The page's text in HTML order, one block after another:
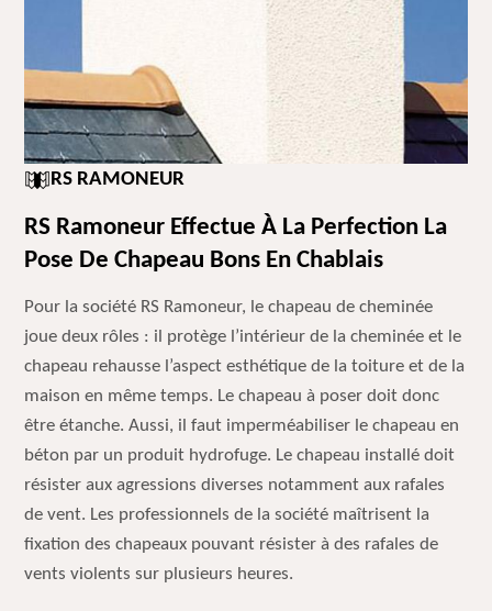
RS RAMONEUR
RS Ramoneur Effectue À La Perfection La
Pose De Chapeau Bons En Chablais
Pour la société RS Ramoneur, le chapeau de cheminée
joue deux rôles : il protège l’intérieur de la cheminée et le
chapeau rehausse l’aspect esthétique de la toiture et de la
maison en même temps. Le chapeau à poser doit donc
être étanche. Aussi, il faut imperméabiliser le chapeau en
béton par un produit hydrofuge. Le chapeau installé doit
résister aux agressions diverses notamment aux rafales
de vent. Les professionnels de la société maîtrisent la
fixation des chapeaux pouvant résister à des rafales de
vents violents sur plusieurs heures.